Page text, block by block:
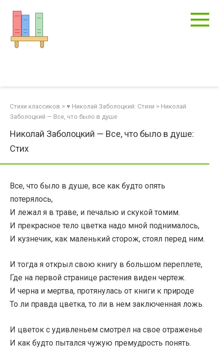
контенту
Стихи классиков > ♥ Николай Заболоцкий: Стихи > Николай
Заболоцкий — Все, что было в душе
Николай Заболоцкий — Все, что было в душе:
Стих
Все, что было в душе, все как будто опять
потерялось,
И лежал я в траве, и печалью и скукой томим.
И прекрасное тело цветка надо мной поднималось,
И кузнечик, как маленький сторож, стоял перед ним.
И тогда я открыл свою книгу в большом переплете,
Где на первой странице растения виден чертеж.
И черна и мертва, протянулась от книги к природе
То ли правда цветка, то ли в нем заключенная ложь.
И цветок с удивленьем смотрел на свое отраженье
И как будто пытался чужую премудрость понять.